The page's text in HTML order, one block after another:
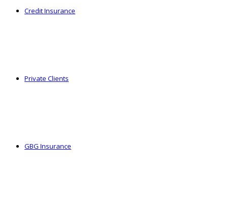
Credit Insurance
Private Clients
GBG Insurance